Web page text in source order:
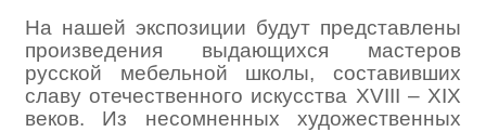
На нашей экспозиции будут представлены
произведения выдающихся мастеров
русской мебельной школы, составивших
славу отечественного искусства XVIII – XIX
веков. Из несомненных художественных